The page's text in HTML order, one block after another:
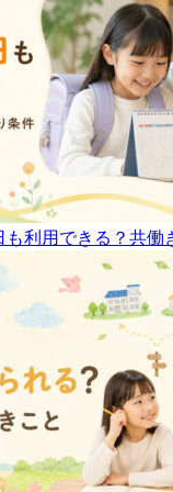
も利用できる？共働